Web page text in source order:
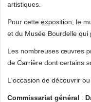
artistiques.
Pour cette exposition, le
et du Musée Bourdelle
Les nombreuses œuvres
de Carrière dont certains
L'occasion de découvrir
Commissariat général :